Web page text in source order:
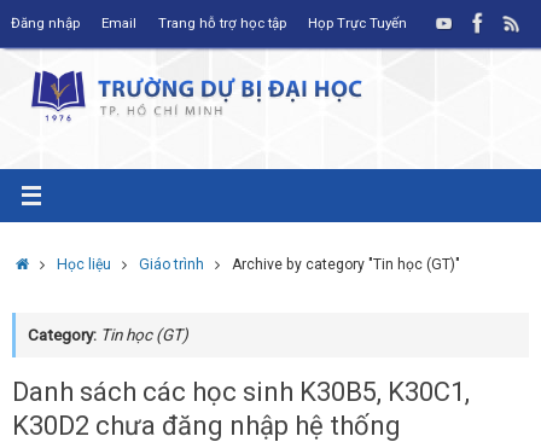
Đăng nhập Email Trang hỗ trợ học tập Họp Trực Tuyến
HomeHọc liệu Giáo trình Archive by category "Tin học (GT)"
Category: Tin học (GT)
Danh sách các học sinh K30B5, K30C1,
K30D2 chưa đăng nhập hệ thống